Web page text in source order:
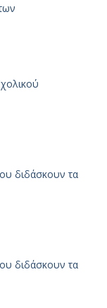
διδάσκουν τα
διδάσκουν τα